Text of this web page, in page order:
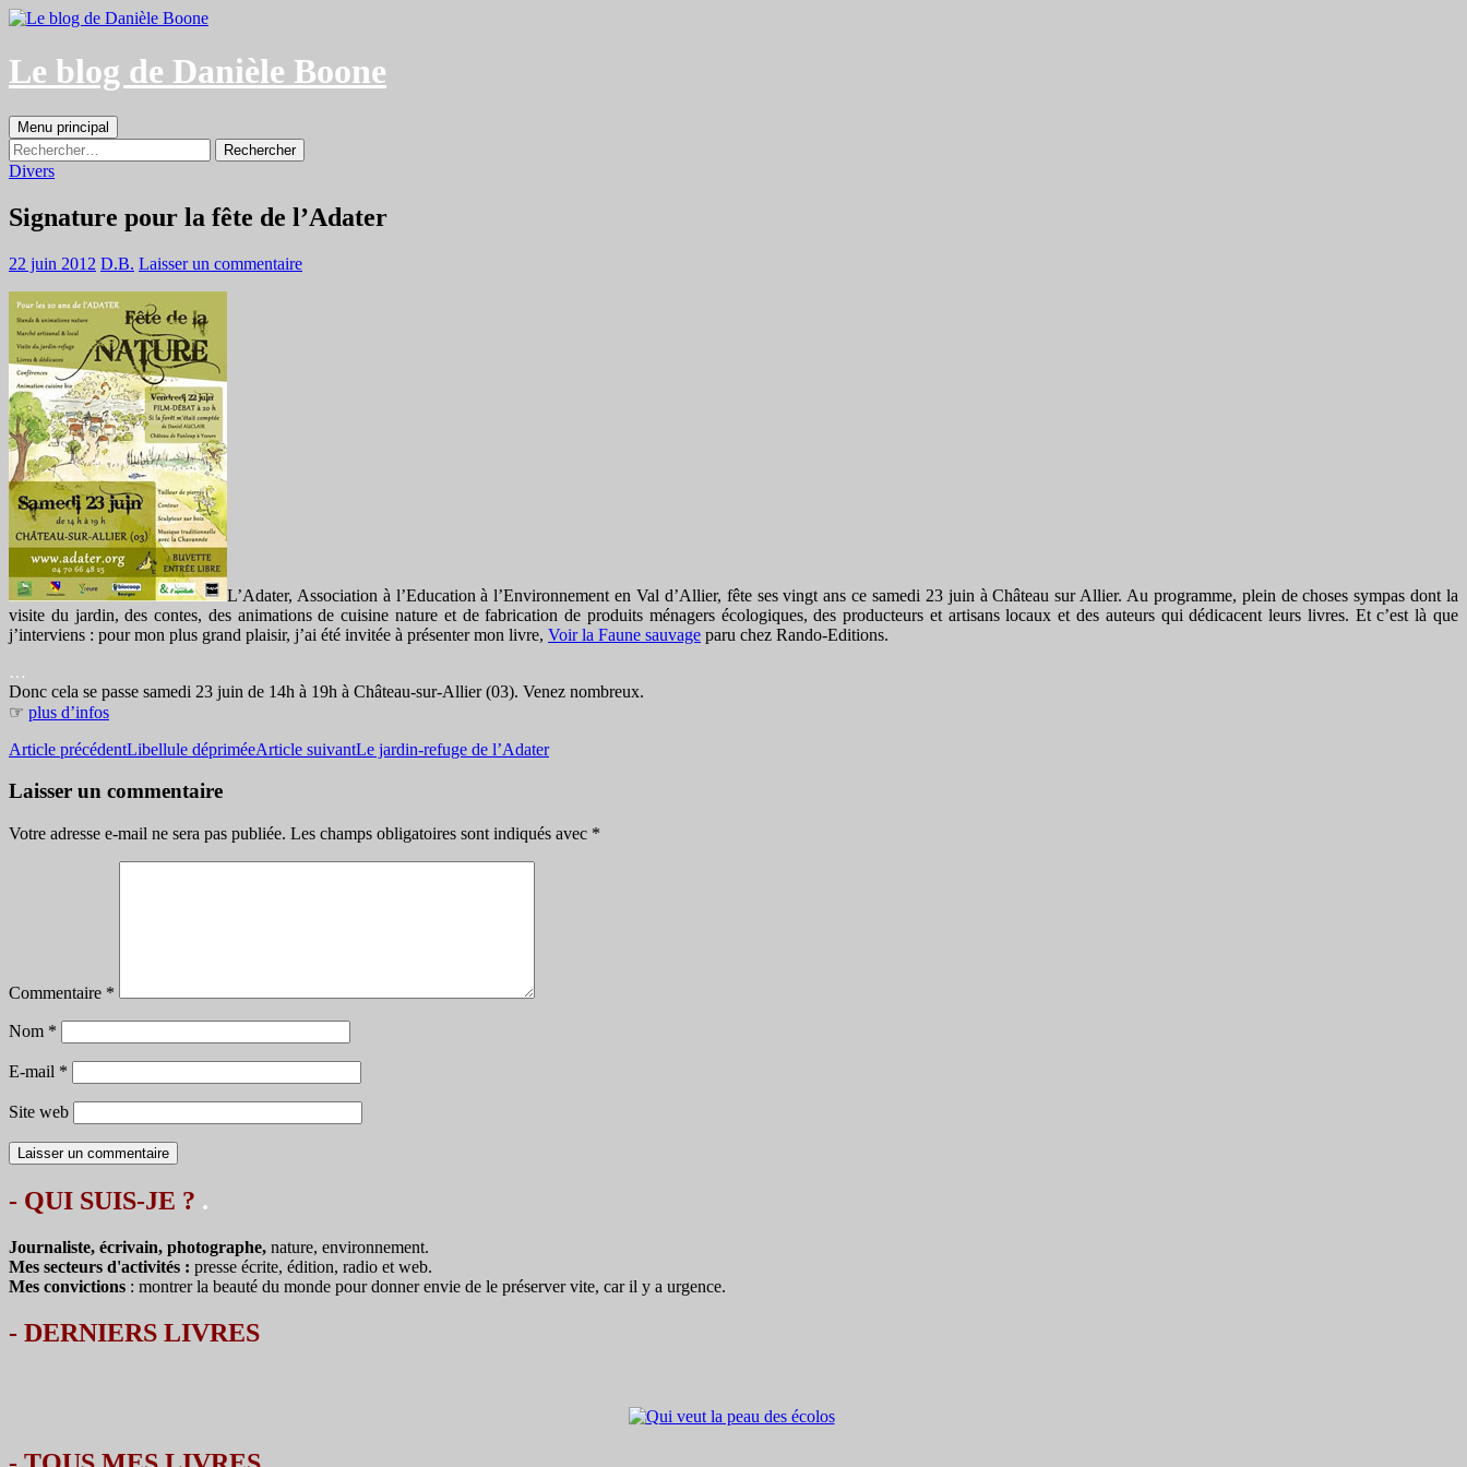
Aller
contenu
Le blog de Danièle Boone
Recherche
Menu principal
Rechercher :
Divers
Signature pour la fête de l’Adater
22 juin 2012 D.B. Laisser un commentaire
L’Adater, Association à l’Education à l’Environnement en Val d’Allier, fête ses vingt ans ce samedi 23 juin à Château sur Allier. Au programme, plein de choses sympas dont la
visite du jardin, des contes, des animations de cuisine nature et de fabrication de produits ménagers écologiques, des producteurs et artisans locaux et des auteurs qui dédicacent leurs livres. Et c’est là que
j’interviens : pour mon plus grand plaisir, j’ai été invitée à présenter mon livre, Voir la Faune sauvage paru chez Rando-Editions.
…
Donc cela se passe samedi 23 juin de 14h à 19h à Château-sur-Allier (03). Venez nombreux.
☞ plus d’infos
Navigation
des
Article précédentLibellule dépriméeArticle suivantLe jardin-refuge de l’Adater
Laisser un commentaire
Votre adresse e-mail ne sera pas publiée. Les champs obligatoires sont indiqués avec *
Commentaire *
Nom *
E-mail *
Site web
- QUI SUIS-JE ? .
Journaliste, écrivain, photographe, nature, environnement.
Mes secteurs d'activités : presse écrite, édition, radio et web.
Mes convictions : montrer la beauté du monde pour donner envie de le préserver vite, car il y a urgence.
- DERNIERS LIVRES